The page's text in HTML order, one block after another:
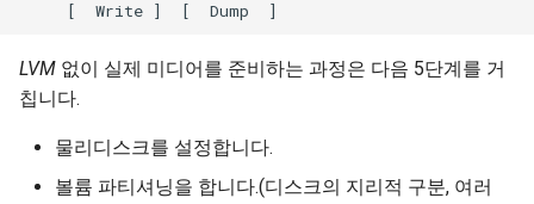
LVM 없이 실제 미디어를 준비하는 과정은 다음 5단계를 거
칩니다.
물리디스크를 설정합니다.
볼륨 파티셔닝을 합니다.(디스크의 지리적 구분, 여러